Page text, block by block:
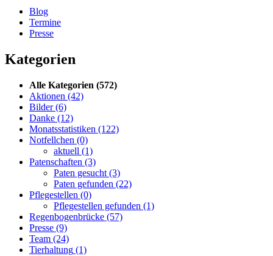
Blog
Termine
Presse
Kategorien
Alle Kategorien (572)
Aktionen (42)
Bilder (6)
Danke (12)
Monatsstatistiken (122)
Notfellchen (0)
aktuell (1)
Patenschaften (3)
Paten gesucht (3)
Paten gefunden (22)
Pflegestellen (0)
Pflegestellen gefunden (1)
Regenbogenbrücke (57)
Presse (9)
Team (24)
Tierhaltung (1)